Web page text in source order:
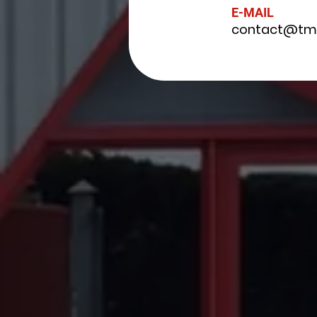
E-MAIL